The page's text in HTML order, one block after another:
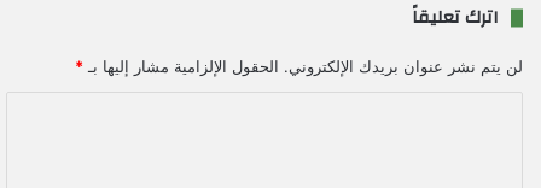
اترك تعليقاً
لن يتم نشر عنوان بريدك الإلكتروني. الحقول الإلزامية مشار إليها بـ *